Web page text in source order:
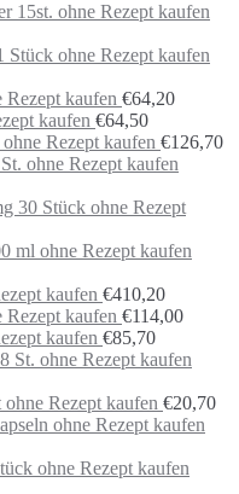
15st. ohne Rezept kaufen
ohne Rezept kaufen
Rezept kaufen €64,20
kaufen €64,50
Rezept kaufen €126,70
ohne Rezept kaufen
30 Stück ohne Rezept
ml ohne Rezept kaufen
kaufen €410,20
kaufen €114,00
kaufen €85,70
St. ohne Rezept kaufen
Rezept kaufen €20,70
ohne Rezept kaufen
ohne Rezept kaufen